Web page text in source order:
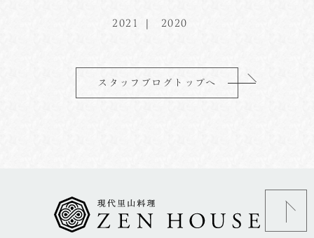
2021 2020
スタッフブログトップへ